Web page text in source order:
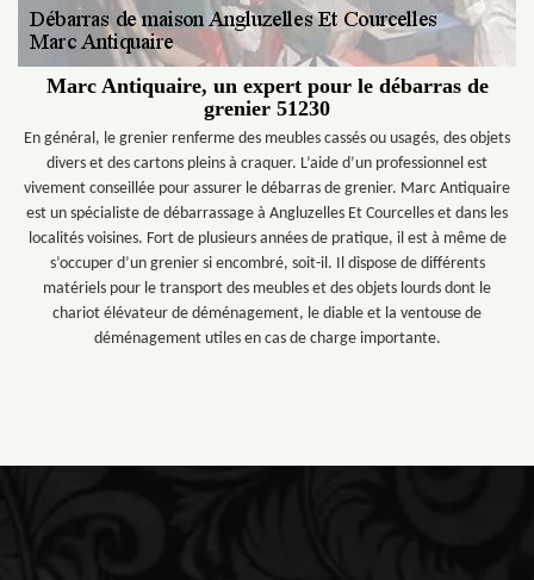
Marc Antiquaire, un expert pour le débarras de
grenier 51230
En général, le grenier renferme des meubles cassés ou usagés, des objets
divers et des cartons pleins à craquer. L’aide d’un professionnel est
vivement conseillée pour assurer le débarras de grenier. Marc Antiquaire
est un spécialiste de débarrassage à Angluzelles Et Courcelles et dans les
localités voisines. Fort de plusieurs années de pratique, il est à même de
s’occuper d’un grenier si encombré, soit-il. Il dispose de différents
matériels pour le transport des meubles et des objets lourds dont le
chariot élévateur de déménagement, le diable et la ventouse de
déménagement utiles en cas de charge importante.